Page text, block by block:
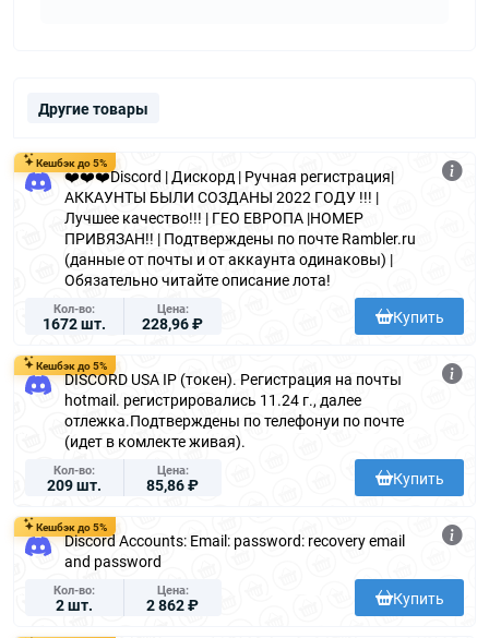
Другие товары
Кешбэк до 5%
❤️❤️❤️Discord | Дискорд | Ручная регистрация|
АККАУНТЫ БЫЛИ СОЗДАНЫ 2022 ГОДУ !!! |
Лучшее качество!!! | ГЕО ЕВРОПА |НОМЕР
ПРИВЯЗАН!! | Подтверждены по почте Rambler.ru
(данные от почты и от аккаунта одинаковы) |
Обязательно читайте описание лота!
Кол-во
1672 шт.
Цена
228,96 ₽ Купить
Кешбэк до 5%
DISCORD USA IP (токен). Регистрация на почты
hotmail. регистрировались 11.24 г., далее
отлежка.Подтверждены по телефонуи по почте
(идет в комлекте живая).
Кол-во
209 шт.
Цена
85,86 ₽ Купить
Кешбэк до 5%
Discord Accounts: Email: password: recovery email
and password
Кол-во
2 шт.
Цена
2 862 ₽ Купить